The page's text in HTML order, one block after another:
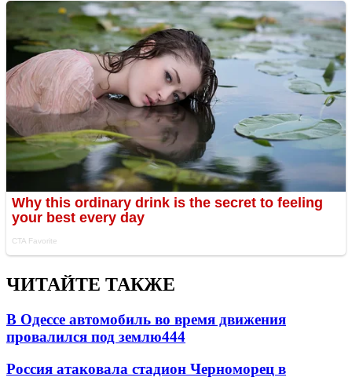
ЧИТАЙТЕ ТАКЖЕ
В Одессе автомобиль во время движения
провалился под землю444
Россия атаковала стадион Черноморец в